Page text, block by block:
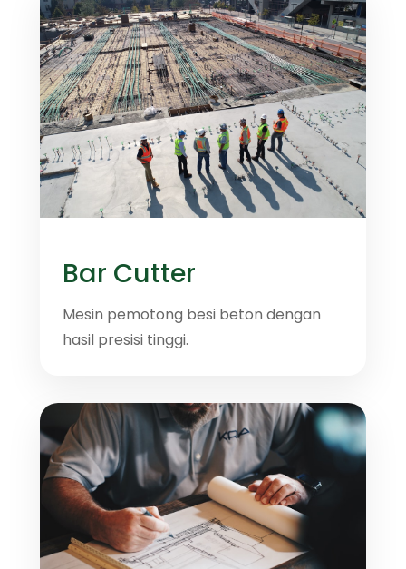
Bar Cutter
Mesin pemotong besi beton dengan
hasil presisi tinggi.